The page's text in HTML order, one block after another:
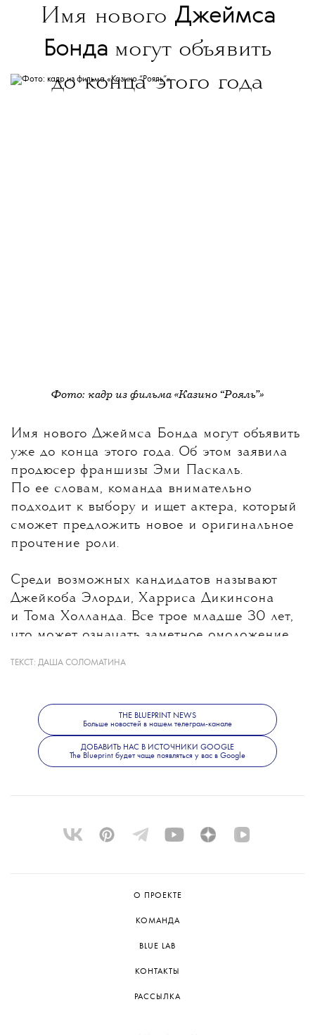
Имя нового Джеймса
Бонда могут объявить
до конца этого года
Фото: кадр из фильма «Казино “Рояль”»
Имя нового Джеймса Бонда могут объявить
уже до конца этого года. Об этом заявила
продюсер франшизы Эми Паскаль.
По ее словам, команда внимательно
подходит к выбору и ищет актера, который
сможет предложить новое и оригинальное
прочтение роли.
Среди возможных кандидатов называют
Джейкоба Элорди, Харриса Дикинсона
и Тома Холланда. Все трое младше 30 лет,
что может означать заметное омоложение
не исключают, что роль получит
неизвестный широкой публике актер.
Режиссером следующего фильма станет
Дени Вильнев.
ТЕКСТ: ДАША СОЛОМАТИНА
THE BLUEPRINT NEWS
Больше новостей в нашем телеграм-канале
ДОБАВИТЬ НАС В ИСТОЧНИКИ GOOGLE
The Blueprint будет чаще появляться у вас в Google
О ПРОЕКТЕ
КОМАНДА
BLUE LAB
КОНТАКТЫ
РАССЫЛКА